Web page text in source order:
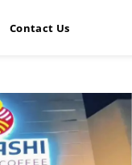
Contact Us